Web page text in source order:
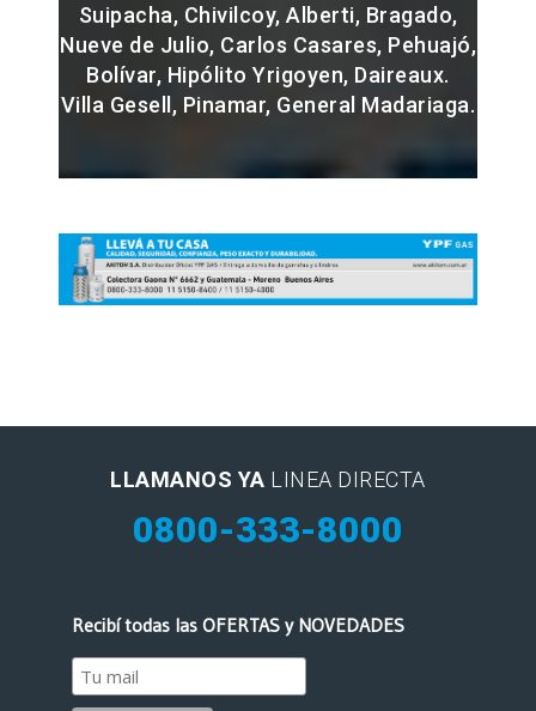
Suipacha, Chivilcoy, Alberti, Bragado,
Nueve de Julio, Carlos Casares, Pehuajó,
Bolívar, Hipólito Yrigoyen, Daireaux.
Villa Gesell, Pinamar, General Madariaga.
LLAMANOS YA LINEA DIRECTA
0800-333-8000
Recibí todas las OFERTAS y NOVEDADES